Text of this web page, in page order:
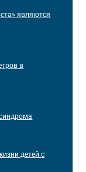
являются
в
детей с